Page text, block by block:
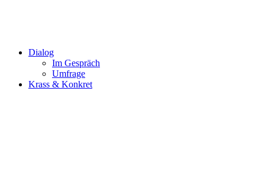
Dialog
Im Gespräch
Umfrage
Krass & Konkret